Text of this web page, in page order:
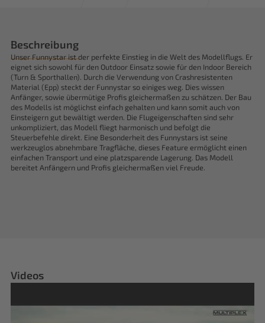
Beschreibung
Unser Funnystar ist der perfekte Einstieg in die Welt des Modellflugs. Er
eignet sich sowohl für den Outdoor Einsatz sowie für den Indoor Bereich
(Turn & Sporthallen). Durch die Verwendung von Crashresistenten
Material (Epp) steckt der Funnystar so einiges weg. Dies wissen
Anfänger, sowie übermütige Profis gleichermaßen zu schätzen. Der Bau
des Modells ist möglichst einfach gehalten und kann somit auch von
Einsteigern gut bewältigt werden. Die Flugeigenschaften sind sehr
unkompliziert, das Modell fliegt harmonisch und befolgt die
Steuerbefehle direkt. Eine Besonderheit des Funnystars ist seine
werkzeuglos abnehmbare Tragfläche, dieses Feature ermöglicht einen
einfachen Transport und eine platzsparende Lagerung. Das Modell
bereitet Anfängern und Profis gleichermaßen viel Freude.
Videos